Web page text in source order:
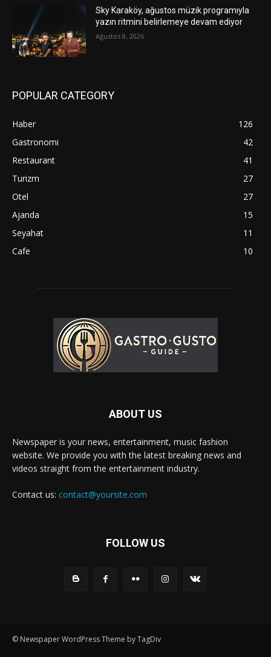
Sky Karaköy, ağustos müzik programıyla
yazın ritmini belirlemeye devam ediyor
Ağustos 8, 2026
POPULAR CATEGORY
Haber
126
Gastronomi
42
Restaurant
41
Turizm
27
Otel
27
Ajanda
15
Seyahat
11
Cafe
10
ABOUT US
Newspaper is your news, entertainment, music fashion
website. We provide you with the latest breaking news and
videos straight from the entertainment industry.
Contact us: contact@yoursite.com
FOLLOW US
© Newspaper WordPress Theme by TagDiv